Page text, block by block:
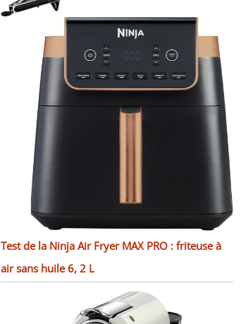
Test de la Ninja Air Fryer MAX PRO : friteuse à
air sans huile 6, 2 L